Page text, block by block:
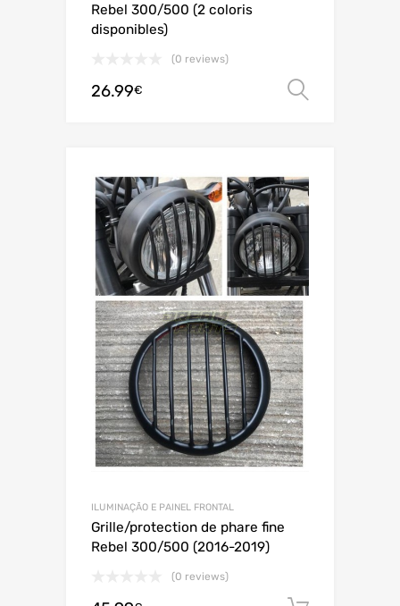
Rebel 300/500 (2 coloris
disponibles)
(0 reviews)
26.99€
ILUMINAÇÃO E PAINEL FRONTAL
Grille/protection de phare fine
Rebel 300/500 (2016-2019)
(0 reviews)